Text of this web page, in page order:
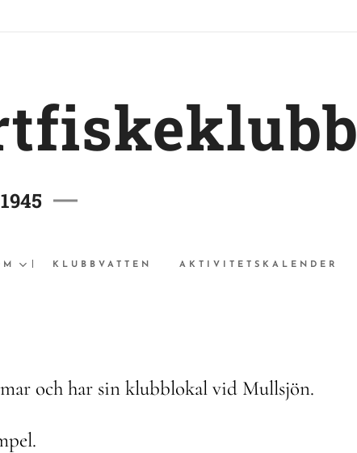
KLUBBVATTEN AKTIVITETSKALENDER
och har sin klubblokal vid Mullsjön.